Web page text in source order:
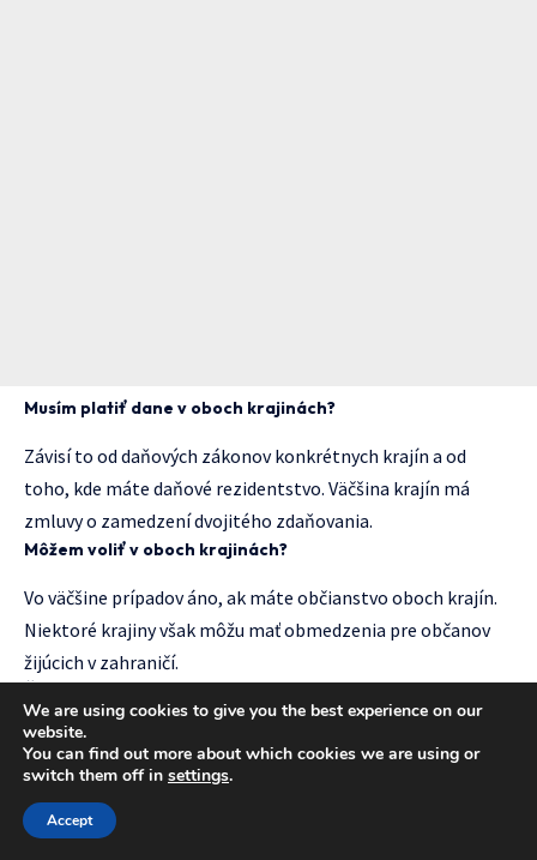
Musím platiť dane v oboch krajinách?
Závisí to od daňových zákonov konkrétnych krajín a od
toho, kde máte daňové rezidentstvo. Väčšina krajín má
zmluvy o zamedzení dvojitého zdaňovania.
Môžem voliť v oboch krajinách?
Vo väčšine prípadov áno, ak máte občianstvo oboch krajín.
Niektoré krajiny však môžu mať obmedzenia pre občanov
žijúcich v zahraničí.
vojny medzi krajinami?
Toto je komplexná situácia, ktorá sa rieši individuálne podľa
medzinárodného práva a zákonov konkrétnych krajín. Môže
dôjsť k pozastaveniu určitých práv alebo povinností.
We are using cookies to give you the best experience on our
website.
You can find out more about which cookies we are using or
switch them off in settings.
Accept